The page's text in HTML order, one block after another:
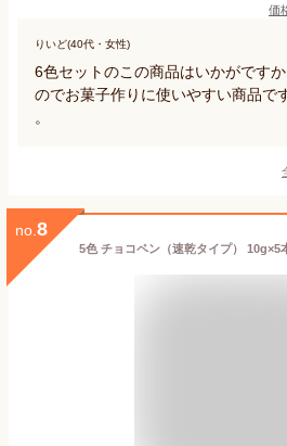
価
りいど(40代・女性)
6色セットのこの商品はいかがです
のでお菓子作りに使いやすい商品で
。
no. 8